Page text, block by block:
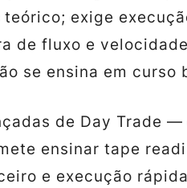
exige
de fluxo e
se ensina em curso
de Day Trade
ensinar tape
e execução